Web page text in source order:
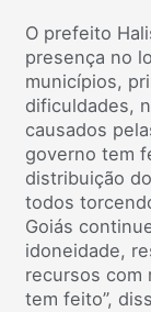
O prefeito
presença no
municípios,
dificuldades,
causados
governo tem
distribuição
todos
Goiás
idoneidade,
recursos com
tem feito”,